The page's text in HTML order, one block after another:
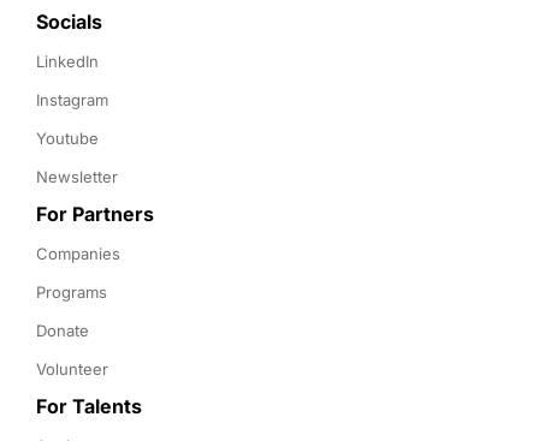
Socials
LinkedIn
Instagram
Youtube
Newsletter
For Partners
Companies
Programs
Donate
Volunteer
For Talents